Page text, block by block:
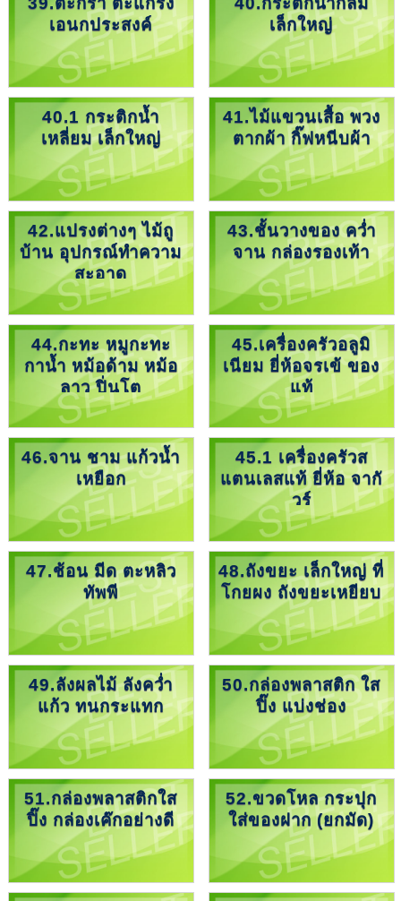
เอนกประสงค์
เล็กใหญ่
40.1 กระติกน้ำ
เหลี่ยม เล็กใหญ่
41.ไม้แขวนเสื้อ พวง
ตากผ้า กิ๊ฟหนีบผ้า
42.แปรงต่างๆ ไม้ถู
บ้าน อุปกรณ์ทำความ
สะอาด
43.ชั้นวางของ คว่ำ
จาน กล่องรองเท้า
44.กะทะ หมูกะทะ
กาน้ำ หม้อด้าม หม้อ
ลาว ปิ่นโต
45.เครื่องครัวอลูมิ
เนียม ยี่ห้อจรเข้ ของ
แท้
46.จาน ชาม แก้วน้ำ
เหยือก
45.1 เครื่องครัวส
แตนเลสแท้ ยี่ห้อ จากั
วร์
47.ช้อน มีด ตะหลิว
ทัพพี
48.ถังขยะ เล็กใหญ่ ที่
โกยผง ถังขยะเหยียบ
49.ลังผลไม้ ลังคว่ำ
แก้ว ทนกระแทก
50.กล่องพลาสติก ใส
ปิ๊ง แบ่งช่อง
51.กล่องพลาสติกใส
ปิ๊ง กล่องเค๊กอย่างดี
52.ขวดโหล กระปุก
ใส่ของฝาก (ยกมัด)